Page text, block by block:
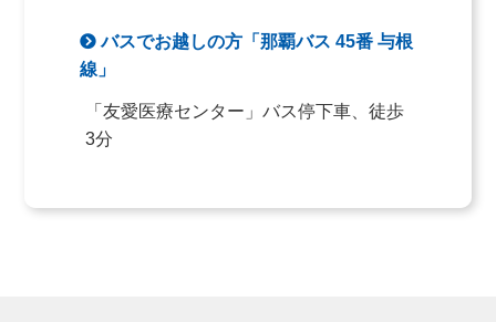
バスでお越しの方「那覇バス 45番 与根
線」
「友愛医療センター」バス停下車、徒歩
3分